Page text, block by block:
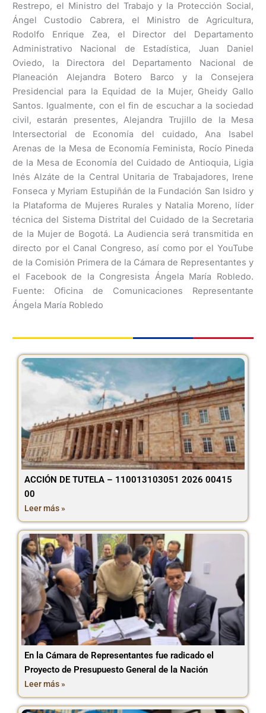
Restrepo, el Ministro del Trabajo y la Protección Social,
Ángel Custodio Cabrera, el Ministro de Agricultura,
Rodolfo Enrique Zea, el Director del Departamento
Administrativo Nacional de Estadística, Juan Daniel
Oviedo, la Directora del Departamento Nacional de
Planeación Alejandra Botero Barco y la Consejera
Presidencial para la Equidad de la Mujer, Gheidy Gallo
Santos. Igualmente, con el fin de escuchar a la sociedad
civil, estarán presentes, Alejandra Trujillo de la Mesa
Intersectorial de Economía del cuidado, Ana Isabel
Arenas de la Mesa de Economía Feminista, Rocío Pineda
de la Mesa de Economía del Cuidado de Antioquia, Ligia
Inés Alzáte de la Central Unitaria de Trabajadores, Irene
Fonseca y Myriam Estupiñán de la Fundación San Isidro y
la Plataforma de Mujeres Rurales y Natalia Moreno, líder
técnica del Sistema Distrital del Cuidado de la Secretaria
de la Mujer de Bogotá. La Audiencia será transmitida en
directo por el Canal Congreso, así como por el YouTube
de la Comisión Primera de la Cámara de Representantes y
el Facebook de la Congresista Ángela María Robledo.
Fuente: Oficina de Comunicaciones Representante
Ángela María Robledo
ACCIÓN DE TUTELA – 110013103051 2026 00415
00
Leer más »
En la Cámara de Representantes fue radicado el
Proyecto de Presupuesto General de la Nación
Leer más »